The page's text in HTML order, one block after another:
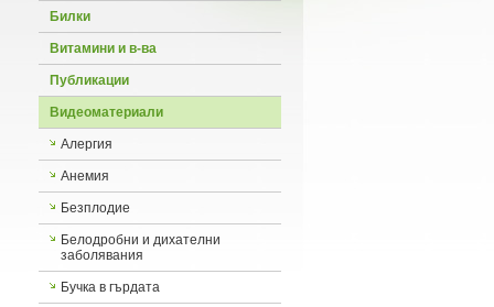
Билки
Витамини и в-ва
Публикации
Видеоматериали
Алергия
Анемия
Безплодие
Белодробни и дихателни
заболявания
Бучка в гърдата